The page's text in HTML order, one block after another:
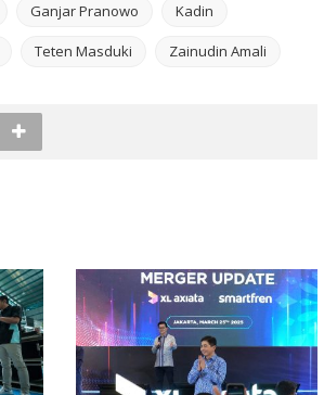
Ganjar Pranowo Kadin
Teten Masduki Zainudin Amali